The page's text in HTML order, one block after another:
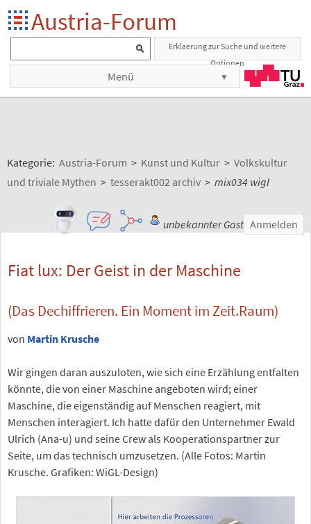
Austria-Forum
Erklaerung zur Suche und weitere
Optionen
Menü
Kategorie: Austria-Forum > Kunst und Kultur > Volkskultur
und triviale Mythen > tesserakt002 archiv > mix034 wigl
unbekannter Gast Anmelden
Fiat lux: Der Geist in der Maschine
(Das Dechiffrieren. Ein Moment im Zeit.Raum)
von Martin Krusche
Wir gingen daran auszuloten, wie sich eine Erzählung entfalten
könnte, die von einer Maschine angeboten wird; einer
Maschine, die eigenständig auf Menschen reagiert, mit
Menschen interagiert. Ich hatte dafür den Unternehmer Ewald
Ulrich (Ana-u) und seine Crew als Kooperationspartner zur
Seite, um das technisch umzusetzen. (Alle Fotos: Martin
Krusche. Grafiken: WiGL-Design)